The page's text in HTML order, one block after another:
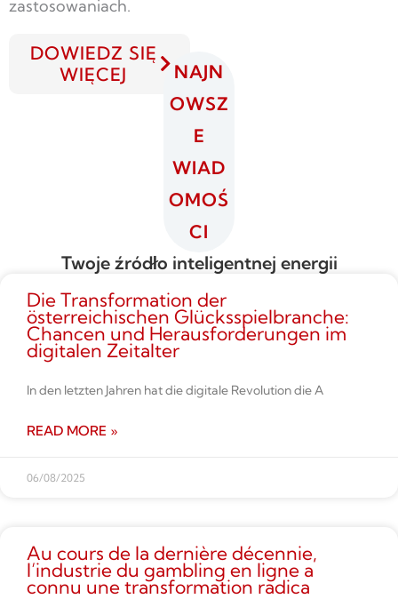
zastosowaniach.
DOWIEDZ SIĘ
WIĘCEJ
NAJN
OWSZ
E
WIAD
OMOŚ
CI
Twoje źródło inteligentnej energii
Die Transformation der
österreichischen Glücksspielbranche:
Chancen und Herausforderungen im
digitalen Zeitalter
In den letzten Jahren hat die digitale Revolution die A
READ MORE »
06/08/2025
Au cours de la dernière décennie,
l’industrie du gambling en ligne a
connu une transformation radica